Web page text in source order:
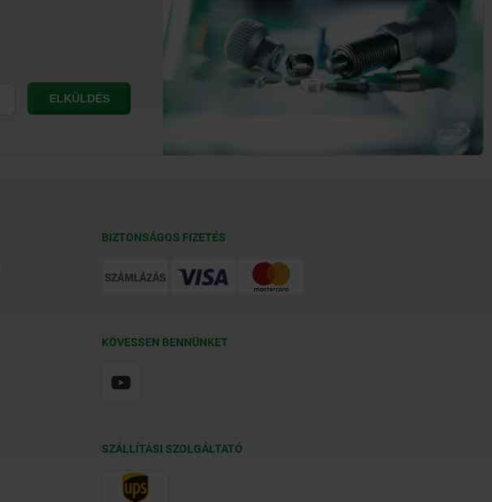
BIZTONSÁGOS FIZETÉS
KÖVESSEN BENNÜNKET
SZÁLLÍTÁSI SZOLGÁLTATÓ